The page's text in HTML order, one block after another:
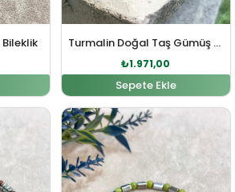
Turmalin Doğal Taş Gümüş Bileklik
₺1.971,00
Sepete Ekle
₺940,00.
andaki fiyat: ₺854,00. Orijinal fiyat:Şu andaki